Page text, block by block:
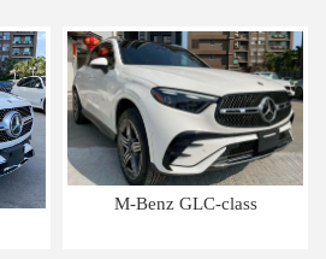
M-Benz GLC-class